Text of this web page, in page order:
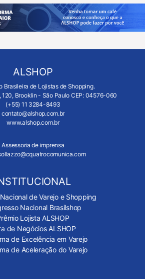
ALSHOP
Brasileira de Lojistas de Shopping.
120, Brooklin - São Paulo CEP: 04576-060
(+55) 11 3284-8493
contato@alshop.com.br
www.alshop.com.br
Assessoria de imprensa
de Varejo e Shopping
Nacional Brasilshop
Lojista ALSHOP
de Negócios ALSHOP
de Excelência em Varejo
de Aceleração do Varejo